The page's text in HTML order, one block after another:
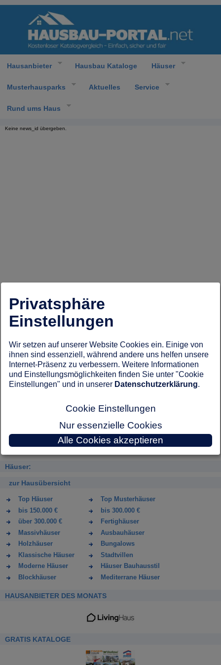
Hausanbieter Hausbau Kataloge Häuser
Musterhausparks Aktuelles Service
Rund ums Haus
Keine news_id übergeben.
Häuser:
zur Hausübersicht
Top Häuser
Top Musterhäuser
bis 150.000 €
bis 300.000 €
über 300.000 €
Fertighäuser
Massivhäuser
Ausbauhäuser
Holzhäuser
Bungalows
Klassische Häuser
Stadtvillen
Moderne Häuser
Häuser Bauhausstil
Blockhäuser
Mediterrane Häuser
HAUSANBIETER DES MONATS
GRATIS KATALOGE
Privatsphäre
Einstellungen
Wir setzen auf unserer Website Cookies ein. Einige von
ihnen sind essenziell, während andere uns helfen unsere
Internet-Präsenz zu verbessern. Weitere Informationen
und Einstellungsmöglichkeiten finden Sie unter "Cookie
Einstellungen" und in unserer Datenschutzerklärung.
Cookie Einstellungen
Nur essenzielle Cookies
Alle Cookies akzeptieren